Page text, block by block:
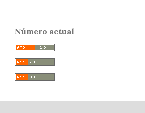
Número actual